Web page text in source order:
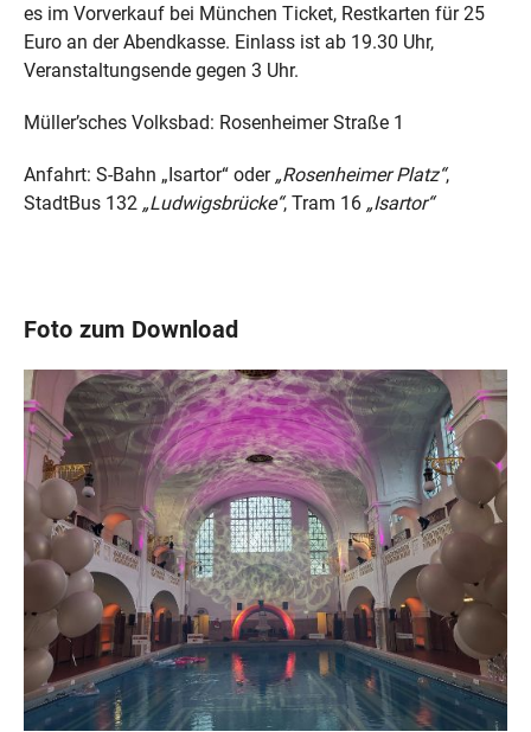
es im Vorverkauf bei München Ticket, Restkarten für 25
Euro an der Abendkasse. Einlass ist ab 19.30 Uhr,
Veranstaltungsende gegen 3 Uhr.
Müller’sches Volksbad: Rosenheimer Straße 1
Anfahrt: S-Bahn „Isartor“ oder „Rosenheimer Platz“,
StadtBus 132 „Ludwigsbrücke“, Tram 16 „Isartor“
Foto zum Download